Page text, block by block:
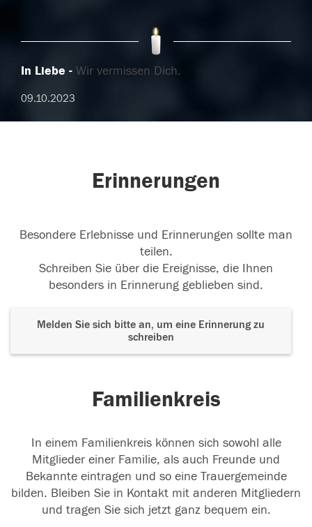
In Liebe Wir vermissen Dich.
09.10.2023
Erinnerungen
Besondere Erlebnisse und Erinnerungen sollte man
teilen.
Schreiben Sie über die Ereignisse, die Ihnen
besonders in Erinnerung geblieben sind.
Melden Sie sich bitte an, um eine Erinnerung zu
schreiben
Familienkreis
In einem Familienkreis können sich sowohl alle
Mitglieder einer Familie, als auch Freunde und
Bekannte eintragen und so eine Trauergemeinde
bilden. Bleiben Sie in Kontakt mit anderen Mitgliedern
und tragen Sie sich jetzt ganz bequem ein.